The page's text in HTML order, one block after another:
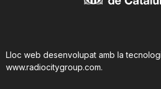
Lloc web desenvolupat amb la
www.radiocitygroup.com.